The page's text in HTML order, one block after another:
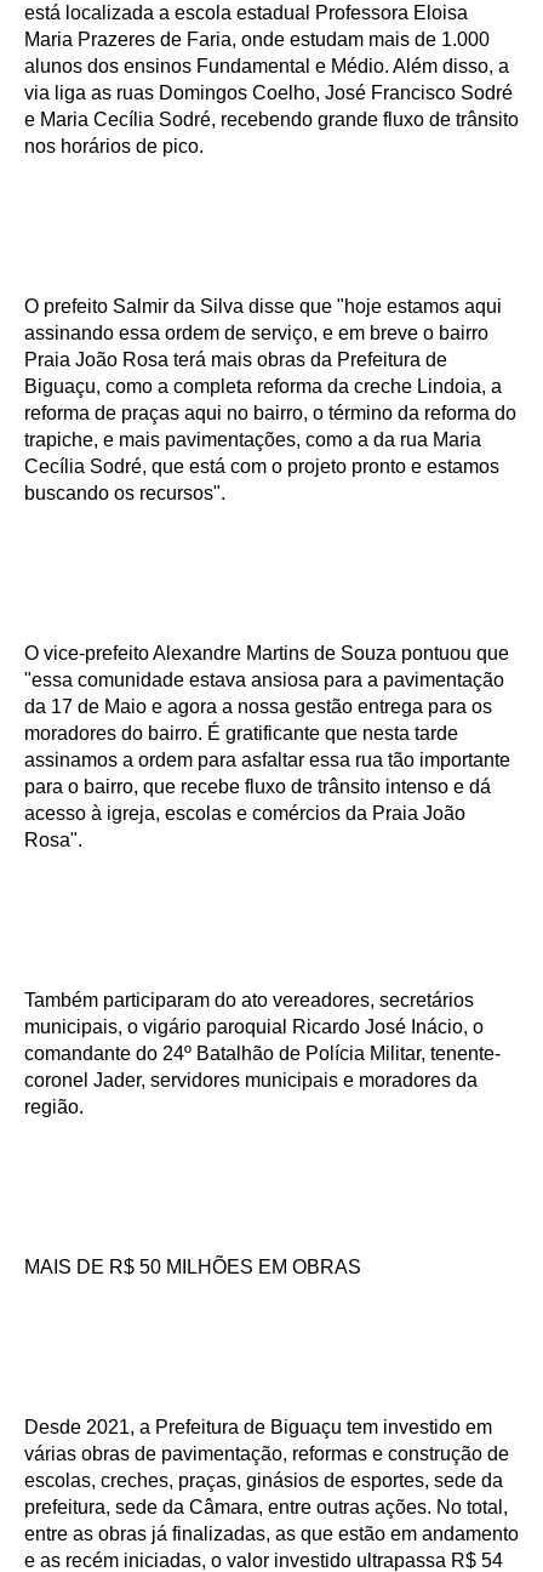
está localizada a escola estadual Professora Eloisa
Maria Prazeres de Faria, onde estudam mais de 1.000
alunos dos ensinos Fundamental e Médio. Além disso, a
via liga as ruas Domingos Coelho, José Francisco Sodré
e Maria Cecília Sodré, recebendo grande fluxo de trânsito
nos horários de pico.
O prefeito Salmir da Silva disse que "hoje estamos aqui
assinando essa ordem de serviço, e em breve o bairro
Praia João Rosa terá mais obras da Prefeitura de
Biguaçu, como a completa reforma da creche Lindoia, a
reforma de praças aqui no bairro, o término da reforma do
trapiche, e mais pavimentações, como a da rua Maria
Cecília Sodré, que está com o projeto pronto e estamos
buscando os recursos".
O vice-prefeito Alexandre Martins de Souza pontuou que
"essa comunidade estava ansiosa para a pavimentação
da 17 de Maio e agora a nossa gestão entrega para os
moradores do bairro. É gratificante que nesta tarde
assinamos a ordem para asfaltar essa rua tão importante
para o bairro, que recebe fluxo de trânsito intenso e dá
acesso à igreja, escolas e comércios da Praia João
Rosa".
Também participaram do ato vereadores, secretários
municipais, o vigário paroquial Ricardo José Inácio, o
comandante do 24º Batalhão de Polícia Militar, tenente-
coronel Jader, servidores municipais e moradores da
região.
MAIS DE R$ 50 MILHÕES EM OBRAS
Desde 2021, a Prefeitura de Biguaçu tem investido em
várias obras de pavimentação, reformas e construção de
escolas, creches, praças, ginásios de esportes, sede da
prefeitura, sede da Câmara, entre outras ações. No total,
entre as obras já finalizadas, as que estão em andamento
e as recém iniciadas, o valor investido ultrapassa R$ 54